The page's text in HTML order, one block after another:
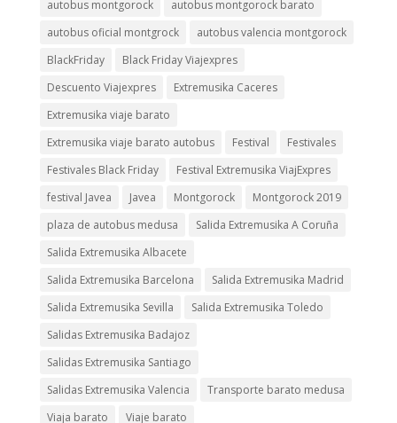
autobus montgorock
autobus montgorock barato
autobus oficial montgrock
autobus valencia montgorock
BlackFriday
Black Friday Viajexpres
Descuento Viajexpres
Extremusika Caceres
Extremusika viaje barato
Extremusika viaje barato autobus
Festival
Festivales
Festivales Black Friday
Festival Extremusika ViajExpres
festival Javea
Javea Montgorock
Montgorock 2019
plaza de autobus medusa
Salida Extremusika A Coruña
Salida Extremusika Albacete
Salida Extremusika Barcelona
Salida Extremusika Madrid
Salida Extremusika Sevilla
Salida Extremusika Toledo
Salidas Extremusika Badajoz
Salidas Extremusika Santiago
Salidas Extremusika Valencia
Transporte barato medusa
Viaja barato
Viaje barato